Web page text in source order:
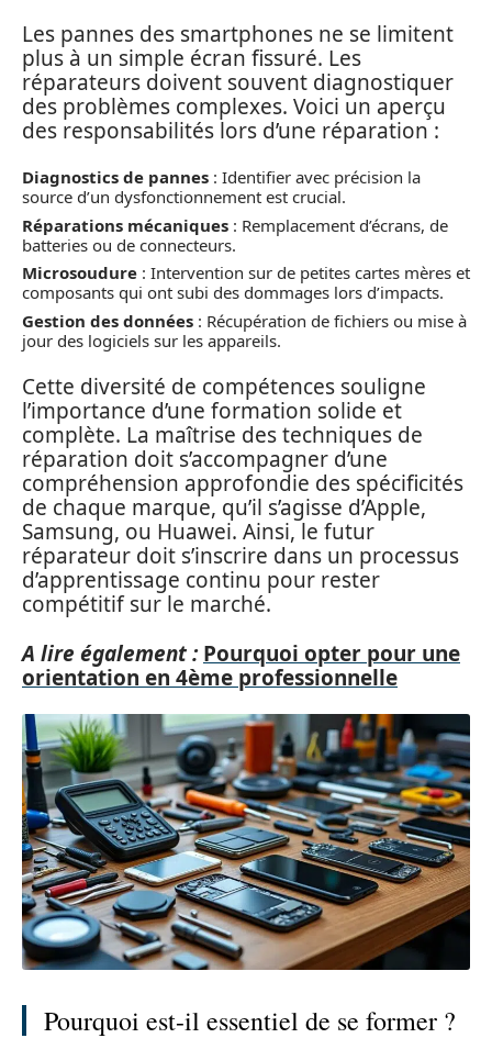
Les pannes des smartphones ne se limitent
plus à un simple écran fissuré. Les
réparateurs doivent souvent diagnostiquer
des problèmes complexes. Voici un aperçu
des responsabilités lors d’une réparation :
Diagnostics de pannes : Identifier avec précision la
source d’un dysfonctionnement est crucial.
Réparations mécaniques : Remplacement d’écrans, de
batteries ou de connecteurs.
Microsoudure : Intervention sur de petites cartes mères et
composants qui ont subi des dommages lors d’impacts.
Gestion des données : Récupération de fichiers ou mise à
jour des logiciels sur les appareils.
Cette diversité de compétences souligne
l’importance d’une formation solide et
complète. La maîtrise des techniques de
réparation doit s’accompagner d’une
compréhension approfondie des spécificités
de chaque marque, qu’il s’agisse d’Apple,
Samsung, ou Huawei. Ainsi, le futur
réparateur doit s’inscrire dans un processus
d’apprentissage continu pour rester
compétitif sur le marché.
A lire également : Pourquoi opter pour une
orientation en 4ème professionnelle
Pourquoi est-il essentiel de se former ?